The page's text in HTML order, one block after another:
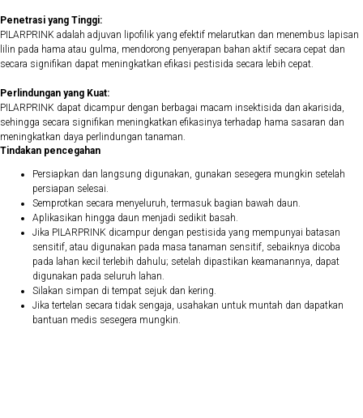
Penetrasi yang Tinggi:
PILARPRINK adalah adjuvan lipofilik yang efektif melarutkan dan menembus lapisan
lilin pada hama atau gulma, mendorong penyerapan bahan aktif secara cepat dan
secara signifikan dapat meningkatkan efikasi pestisida secara lebih cepat.
Perlindungan yang Kuat:
PILARPRINK dapat dicampur dengan berbagai macam insektisida dan akarisida,
sehingga secara signifikan meningkatkan efikasinya terhadap hama sasaran dan
meningkatkan daya perlindungan tanaman.
Tindakan pencegahan
Persiapkan dan langsung digunakan, gunakan sesegera mungkin setelah
persiapan selesai.
Semprotkan secara menyeluruh, termasuk bagian bawah daun.
Aplikasikan hingga daun menjadi sedikit basah.
Jika PILARPRINK dicampur dengan pestisida yang mempunyai batasan
sensitif, atau digunakan pada masa tanaman sensitif, sebaiknya dicoba
pada lahan kecil terlebih dahulu; setelah dipastikan keamanannya, dapat
digunakan pada seluruh lahan.
Silakan simpan di tempat sejuk dan kering.
Jika tertelan secara tidak sengaja, usahakan untuk muntah dan dapatkan
bantuan medis sesegera mungkin.